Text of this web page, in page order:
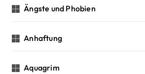
Ängste und Phobien
Anhaftung
Aquagrim